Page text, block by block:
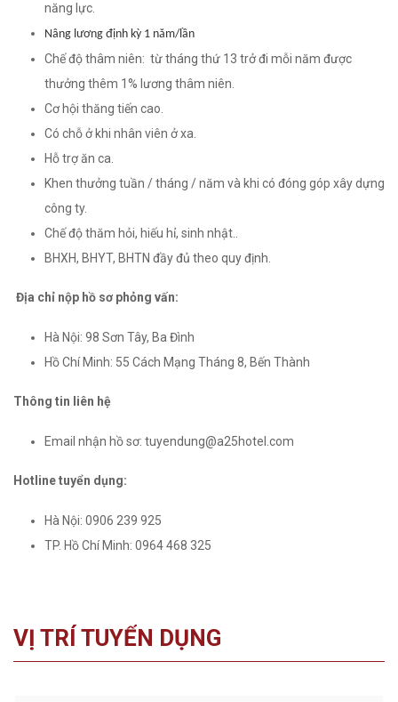
năng lực.
Nâng lương định kỳ 1 năm/lần
Chế độ thâm niên: từ tháng thứ 13 trở đi mỗi năm được
thưởng thêm 1% lương thâm niên.
Cơ hội thăng tiến cao.
Có chỗ ở khi nhân viên ở xa.
Hỗ trợ ăn ca.
Khen thưởng tuần / tháng / năm và khi có đóng góp xây dựng
công ty.
Chế độ thăm hỏi, hiếu hỉ, sinh nhật..
BHXH, BHYT, BHTN đầy đủ theo quy định.
Địa chỉ nộp hồ sơ phỏng vấn:
Hà Nội: 98 Sơn Tây, Ba Đình
Hồ Chí Minh: 55 Cách Mạng Tháng 8, Bến Thành
Thông tin liên hệ
Email nhận hồ sơ: tuyendung@a25hotel.com
Hotline tuyển dụng:
Hà Nội: 0906 239 925
TP. Hồ Chí Minh: 0964 468 325
VỊ TRÍ TUYỂN DỤNG